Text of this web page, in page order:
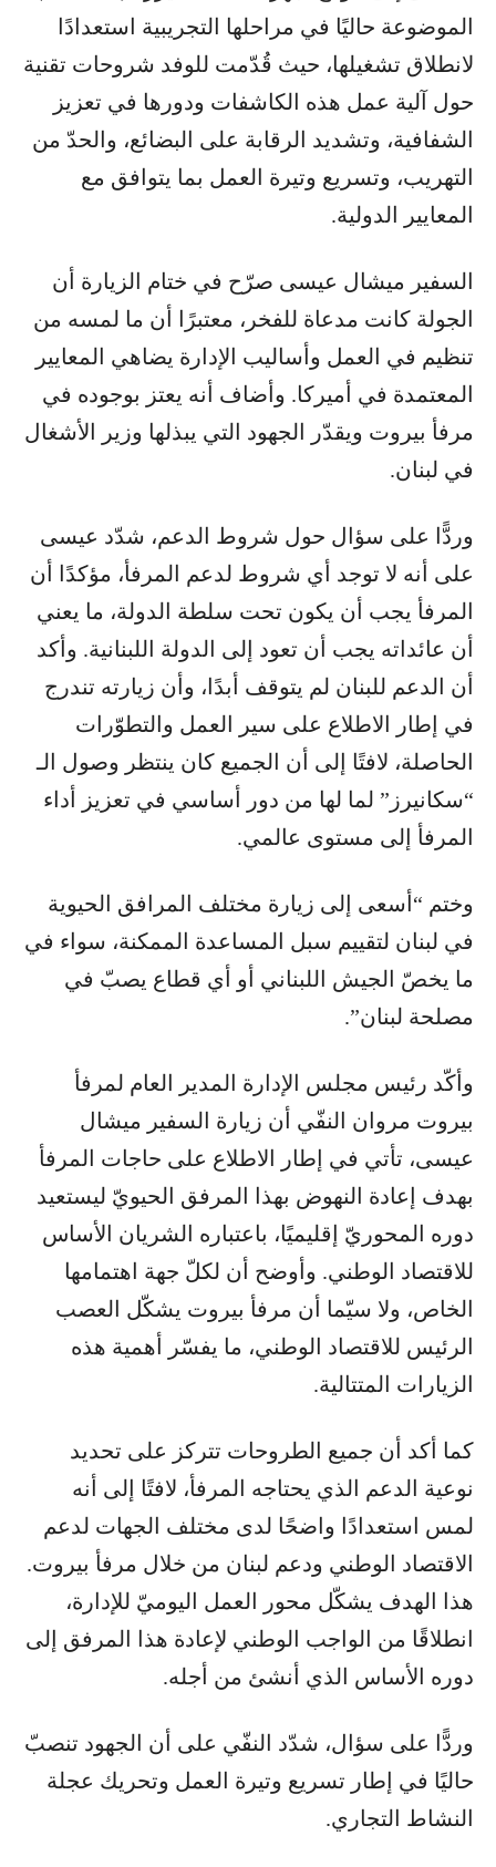
الموضوعة حاليًا في مراحلها التجريبية استعدادًا
لانطلاق تشغيلها، حيث قُدّمت للوفد شروحات تقنية
حول آلية عمل هذه الكاشفات ودورها في تعزيز
الشفافية، وتشديد الرقابة على البضائع، والحدّ من
التهريب، وتسريع وتيرة العمل بما يتوافق مع
المعايير الدولية.
السفير ميشال عيسى صرّح في ختام الزيارة أن
الجولة كانت مدعاة للفخر، معتبرًا أن ما لمسه من
تنظيم في العمل وأساليب الإدارة يضاهي المعايير
المعتمدة في أميركا. وأضاف أنه يعتز بوجوده في
مرفأ بيروت ويقدّر الجهود التي يبذلها وزير الأشغال
في لبنان.
وردًّا على سؤال حول شروط الدعم، شدّد عيسى
على أنه لا توجد أي شروط لدعم المرفأ، مؤكدًا أن
المرفأ يجب أن يكون تحت سلطة الدولة، ما يعني
أن عائداته يجب أن تعود إلى الدولة اللبنانية. وأكد
أن الدعم للبنان لم يتوقف أبدًا، وأن زيارته تندرج
في إطار الاطلاع على سير العمل والتطوّرات
الحاصلة، لافتًا إلى أن الجميع كان ينتظر وصول الـ
“سكانيرز” لما لها من دور أساسي في تعزيز أداء
المرفأ إلى مستوى عالمي.
وختم “أسعى إلى زيارة مختلف المرافق الحيوية
في لبنان لتقييم سبل المساعدة الممكنة، سواء في
ما يخصّ الجيش اللبناني أو أي قطاع يصبّ في
مصلحة لبنان”.
وأكّد رئيس مجلس الإدارة المدير العام لمرفأ
بيروت مروان النفّي أن زيارة السفير ميشال
عيسى، تأتي في إطار الاطلاع على حاجات المرفأ
بهدف إعادة النهوض بهذا المرفق الحيويّ ليستعيد
دوره المحوريّ إقليميًا، باعتباره الشريان الأساس
للاقتصاد الوطني. وأوضح أن لكلّ جهة اهتمامها
الخاص، ولا سيّما أن مرفأ بيروت يشكّل العصب
الرئيس للاقتصاد الوطني، ما يفسّر أهمية هذه
الزيارات المتتالية.
كما أكد أن جميع الطروحات تتركز على تحديد
نوعية الدعم الذي يحتاجه المرفأ، لافتًا إلى أنه
لمس استعدادًا واضحًا لدى مختلف الجهات لدعم
الاقتصاد الوطني ودعم لبنان من خلال مرفأ بيروت.
هذا الهدف يشكّل محور العمل اليوميّ للإدارة،
انطلاقًا من الواجب الوطني لإعادة هذا المرفق إلى
دوره الأساس الذي أنشئ من أجله.
وردًّا على سؤال، شدّد النفّي على أن الجهود تنصبّ
حاليًا في إطار تسريع وتيرة العمل وتحريك عجلة
النشاط التجاري.